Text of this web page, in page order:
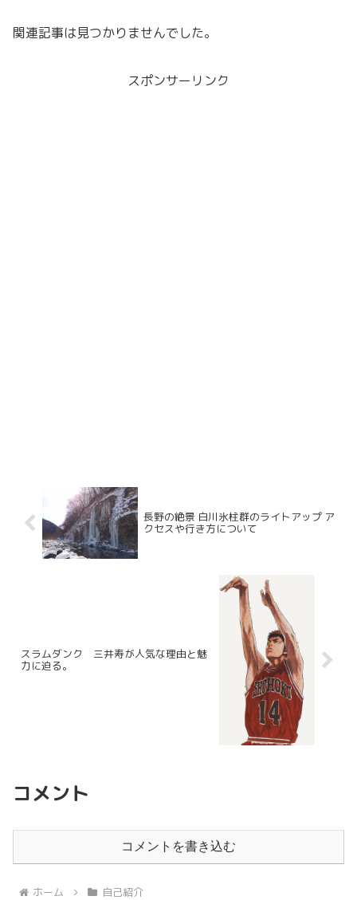
関連記事は見つかりませんでした。
スポンサーリンク
長野の絶景 白川氷柱群のライトアップ ア
クセスや行き方について
スラムダンク 三井寿が人気な理由と魅
力に迫る。
コメント
コメントを書き込む
ホーム 自己紹介